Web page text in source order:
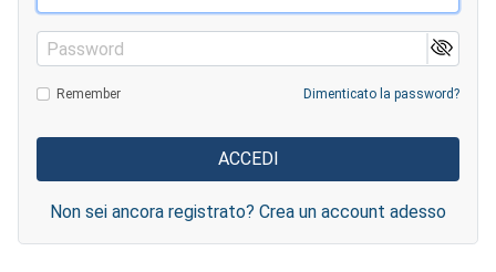
Password
Remember Dimenticato la password?
Non sei ancora registrato? Crea un account adesso